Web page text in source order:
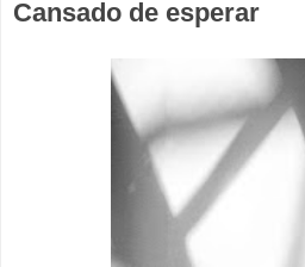
Cansado de esperar